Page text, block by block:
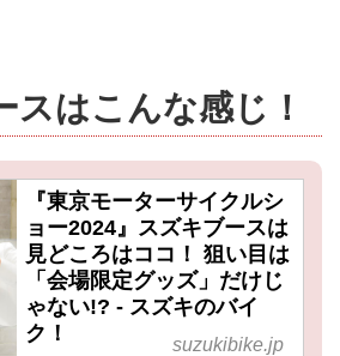
スはこんな感じ！
『東京モーターサイクルシ
ョー2024』スズキブースは
見どころはココ！ 狙い目は
「会場限定グッズ」だけじ
ゃない!? - スズキのバイ
ク！
suzukibike.jp